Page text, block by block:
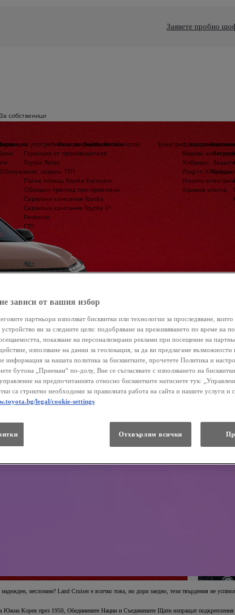
Заявете пробно
на употребявани автомобили
Застраховане
Резервирайте онлайн
Toyota Professional
Електрифицирани
Видове
Хибриди
Plug-in Хибриди
Изцяло
Горивна клетка
За собственици
Гаранция
Гаранция от производителя
Toyota Relax
Обслужване, сервиз, ГТП
Пътна помощ Toyota Eurocare
Обходен преглед при приемане
Сервизни кампании Toyota
Сервизна кампания Toyota 5+
Ремонти
ГТП
Части и
несломим? Land Cruiser е всичко това, но дори заедно, тези твърдения не
Южна Корея през 1950, Обединените Нации и Съединените Щати изпращат
зависи от вашия избор
партньори използват бисквитки или технологии за проследяване, които
ви за следните цели: подобряване на преживяването по време на
показване на персонализирани реклами при посещение на
използване на данни за геолокация, за да ви предлагаме възможности
информация за нашата политика за бисквитките, прочетете Политика и
бутона „Приемам“ по-долу, Вие се съгласявате с използването на
на предпочитанията относно бисквитките натиснете тук:
са стриктно необходими за правилната работа на сайта и нашите услуги и
legal/cookie-settings
Отхвърлям всички